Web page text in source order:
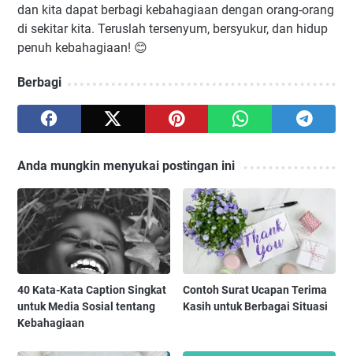
dan kita dapat berbagi kebahagiaan dengan orang-orang
di sekitar kita. Teruslah tersenyum, bersyukur, dan hidup
penuh kebahagiaan! 😊
Berbagi
Anda mungkin menyukai postingan ini
40 Kata-Kata Caption Singkat
untuk Media Sosial tentang
Kebahagiaan
Contoh Surat Ucapan Terima
Kasih untuk Berbagai Situasi